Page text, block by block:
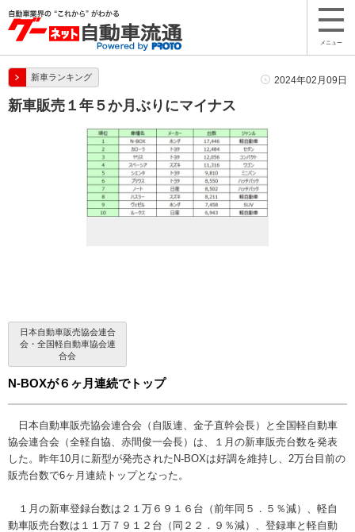
メニュー
新車ランキング 2024年02月09日
新車販売１年５か月ぶりにマイナス
日本自動車販売協会連合
会・全国軽自動車協会連
合会
N-BOXが６ヶ月連続でトップ
日本自動車販売協会連合会（自販連、金子直幹会長）と全国軽自動車
協会連合会（全軽自協、赤間俊一会長）は、１月の新車販売台数を発表
した。昨年10月に新型が発売されたN-BOXは好調を維持し、2万台目前の
販売台数で6ヶ月連続トップとなった。
１月の新車登録台数は２１万６９１６台（前年同５．５％減）、軽自
動車販売台数は１１万７９１２台（同２２．９％減）、登録車と軽自動